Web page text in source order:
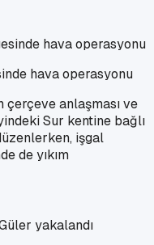
hava operasyonu
çerçeve anlaşması ve
Sur kentine bağlı
işgal
de yıkım